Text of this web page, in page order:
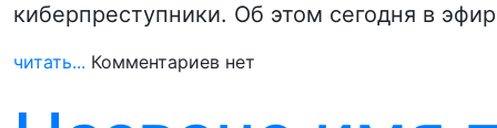
киберпреступники. Об этом сегодня в
читать... Комментариев нет